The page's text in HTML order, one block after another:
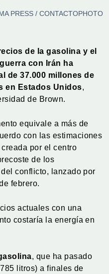
PRESS / CONTACTOPHOTO
de la gasolina y el
con Irán ha
de 37.000 millones de
en Estados Unidos,
de Brown.
equivale a más de
con las estimaciones
por el centro
de los
conflicto, lanzado por
febrero.
actuales con una
costaría la energía en
, que ha pasado
litros) a finales de